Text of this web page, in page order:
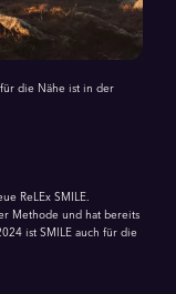
die Nähe ist in der
ReLEx SMILE.
Methode und hat bereits
ist SMILE auch für die